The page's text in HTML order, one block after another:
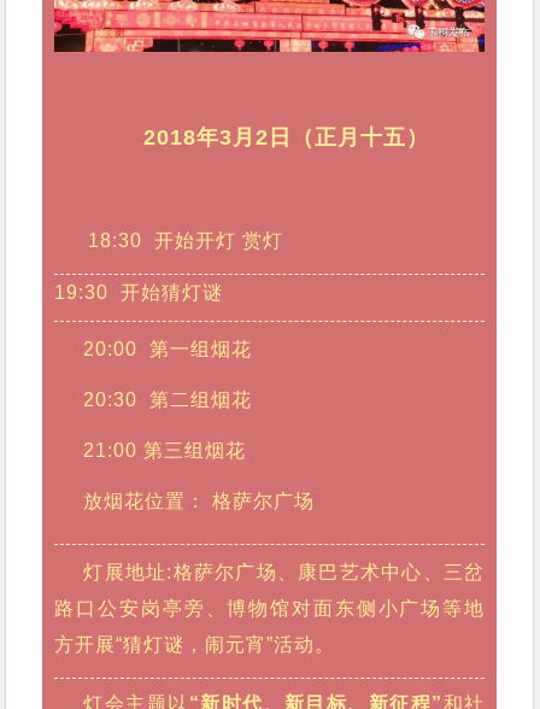
2018年3月2日（正月十五）
18:30 开始开灯 赏灯
19:30 开始猜灯谜
20:00 第一组烟花
20:30 第二组烟花
21:00 第三组烟花
放烟花位置： 格萨尔广场
灯展地址:格萨尔广场、康巴艺术中心、三岔
路口公安岗亭旁、博物馆对面东侧小广场等地
方开展“猜灯谜，闹元宵”活动。
灯会主题 以 “新时代、新目标、新征程”和社